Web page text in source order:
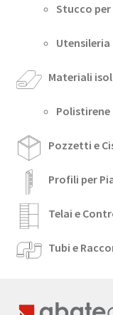
Stucco
Utensileria
Materiali
Polistirene
Pozzetti e
Profili per
Telai e
Tubi e